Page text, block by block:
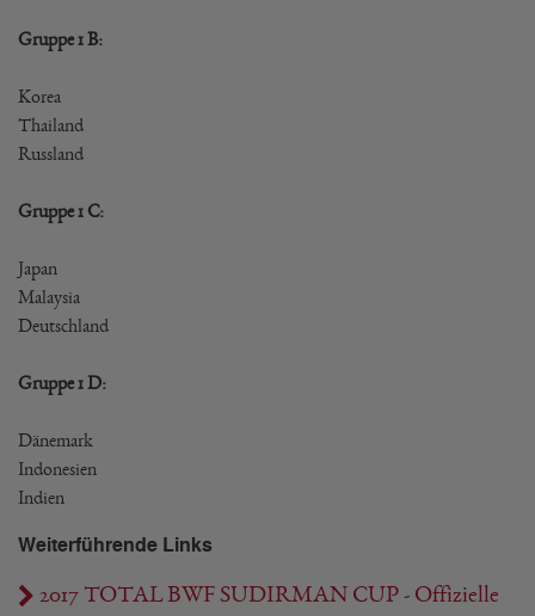
Gruppe 1 B:
Korea
Thailand
Russland
Gruppe 1 C:
Japan
Malaysia
Deutschland
Gruppe 1 D:
Dänemark
Indonesien
Indien
Weiterführende Links
2017 TOTAL BWF SUDIRMAN CUP - Offizielle